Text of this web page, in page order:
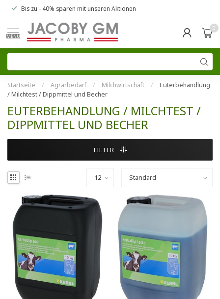
Bis zu - 40% sparen mit unseren Aktionen
MENU
0
Startseite / Agrarbedarf / Milchwirtschaft /
Euterbehandlung
/ Milchtest / Dippmittel und Becher
EUTERBEHANDLUNG / MILCHTEST /
DIPPMITTEL UND BECHER
FILTER